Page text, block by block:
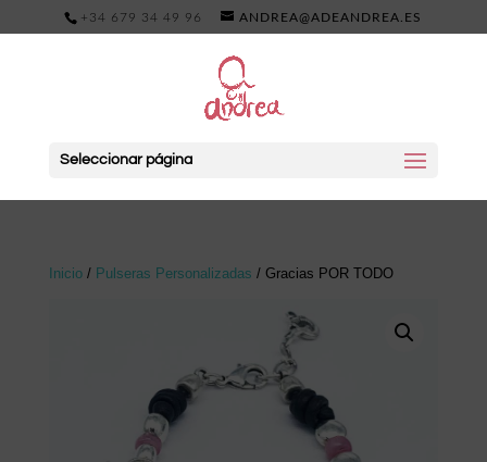
+34 679 34 49 96 ANDREA@ADEANDREA.ES
Seleccionar página
Inicio/ Pulseras Personalizadas / Gracias POR TODO